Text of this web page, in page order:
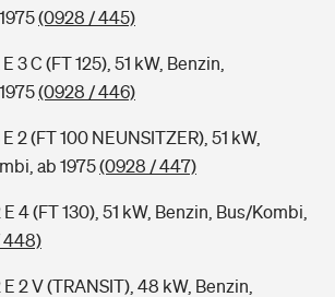
(0928 / 445)
3 C (FT 125), 51 kW, Benzin,
(0928 / 446)
2 (FT 100 NEUNSITZER), 51 kW,
ab 1975(0928 / 447)
4 (FT 130), 51 kW, Benzin, Bus/Kombi,
448)
2 V (TRANSIT), 48 kW, Benzin,